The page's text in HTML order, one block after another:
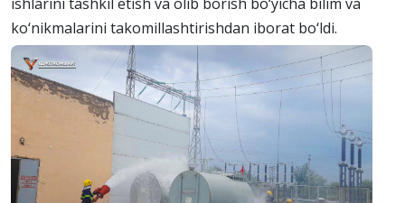
ko‘nikmalarini takomillashtirishdan iborat bo‘ldi.